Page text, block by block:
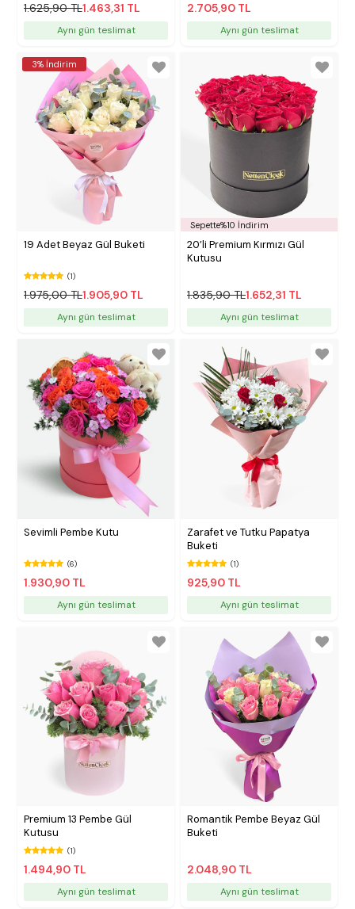
1.625,90 TL1.463,31 TL
Aynı gün teslimat
2.705,90 TL
Aynı gün teslimat
3% İndirim
19 Adet Beyaz Gül Buketi
(1)
1.975,00 TL1.905,90 TL
Aynı gün teslimat
Sepette%10 İndirim
20’li Premium Kırmızı Gül
Kutusu
1.835,90 TL1.652,31 TL
Aynı gün teslimat
Sevimli Pembe Kutu
(6)
1.930,90 TL
Aynı gün teslimat
Zarafet ve Tutku Papatya
Buketi
(1)
925,90 TL
Aynı gün teslimat
Premium 13 Pembe Gül
Kutusu
(1)
1.494,90 TL
Aynı gün teslimat
Romantik Pembe Beyaz Gül
Buketi
2.048,90 TL
Aynı gün teslimat